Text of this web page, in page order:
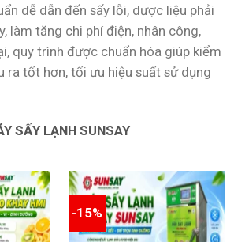
dễ dẫn đến sấy lỗi, dược liệu phải
làm tăng chi phí điện, nhân công,
quy trình được chuẩn hóa giúp kiểm
ra tốt hơn, tối ưu hiệu suất sử dụng
SẤY LẠNH SUNSAY
-15%